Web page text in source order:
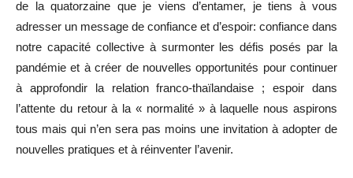
de la quatorzaine que je viens d’entamer, je tiens à vous
adresser un message de confiance et d’espoir: confiance dans
notre capacité collective à surmonter les défis posés par la
pandémie et à créer de nouvelles opportunités pour continuer
à approfondir la relation franco-thaïlandaise ; espoir dans
l’attente du retour à la « normalité » à laquelle nous aspirons
tous mais qui n’en sera pas moins une invitation à adopter de
nouvelles pratiques et à réinventer l’avenir.